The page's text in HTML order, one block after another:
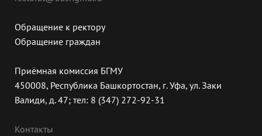
Обращение к ректору
Обращение граждан
Приёмная комиссия БГМУ
450008, Республика Башкортостан, г. Уфа, ул. Заки
Валиди, д. 47; тел: 8 (347) 272-92-31
Контакты